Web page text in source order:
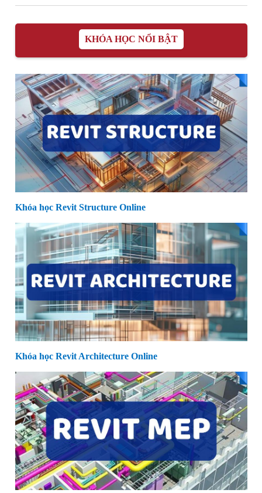
KHÓA HỌC NỔI BẬT
Khóa học Revit Structure Online
Khóa học Revit Architecture Online